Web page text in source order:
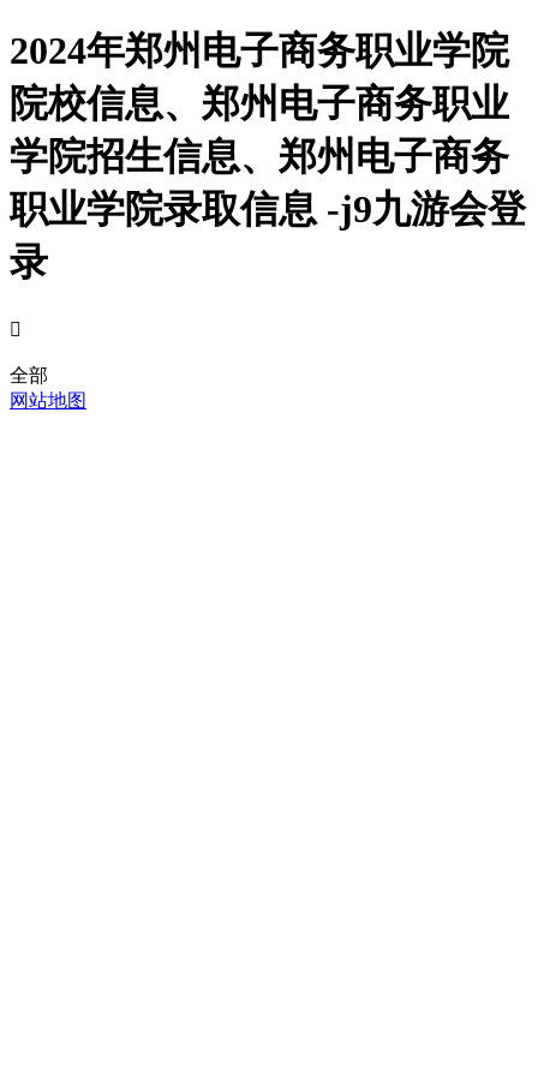
2024年郑州电子商务职业学院
院校信息、郑州电子商务职业
学院招生信息、郑州电子商务
职业学院录取信息 -j9九游会登
录

全部
网站地图